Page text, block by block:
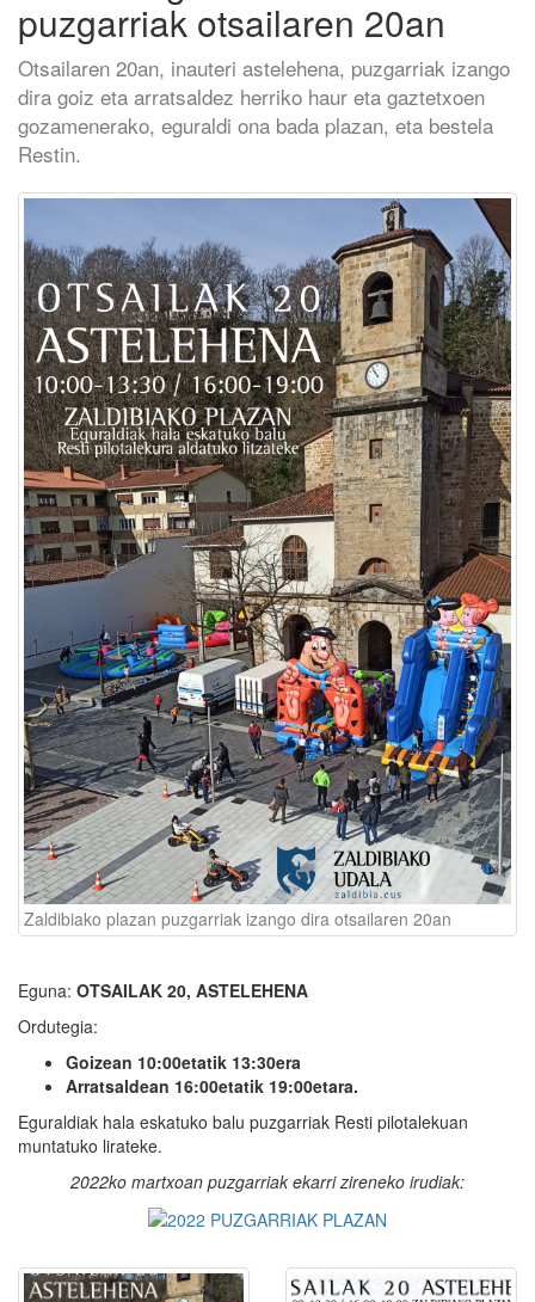
puzgarriak otsailaren 20an
Otsailaren 20an, inauteri astelehena, puzgarriak izango
dira goiz eta arratsaldez herriko haur eta gaztetxoen
gozamenerako, eguraldi ona bada plazan, eta bestela
Restin.
Zaldibiako plazan puzgarriak izango dira otsailaren 20an
Eguna: OTSAILAK 20, ASTELEHENA
Ordutegia:
Goizean 10:00etatik 13:30era
Arratsaldean 16:00etatik 19:00etara.
Eguraldiak hala eskatuko balu puzgarriak Resti pilotalekuan
muntatuko lirateke.
2022ko martxoan puzgarriak ekarri zireneko irudiak: